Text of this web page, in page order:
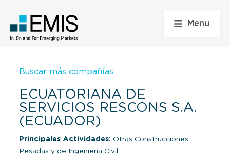
Menu
Buscar más compañías
ECUATORIANA DE
SERVICIOS RESCONS S.A.
(ECUADOR)
Principales Actividades: Otras Construcciones
Pesadas y de Ingeniería Civil